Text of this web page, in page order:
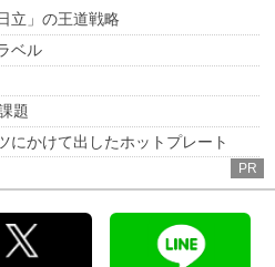
立」の王道戦略
ベル
題
にかけて出したホットプレート
PR